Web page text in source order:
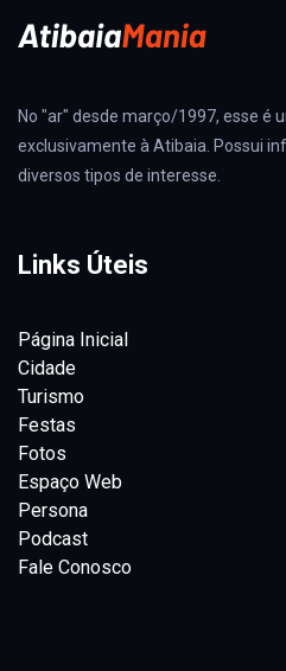
No "ar" desde março/1997, esse é
exclusivamente à Atibaia. Possui
diversos tipos de interesse.
Links Úteis
Página Inicial
Cidade
Turismo
Festas
Fotos
Espaço Web
Persona
Podcast
Fale Conosco